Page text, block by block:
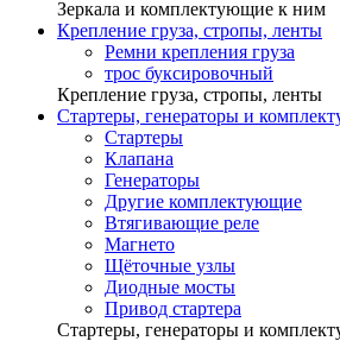
Зеркала и комплектующие к ним
Крепление груза, стропы, ленты
Ремни крепления груза
трос буксировочный
Крепление груза, стропы, ленты
Стартеры, генераторы и
Стартеры
Клапана
Генераторы
Другие комплектующие
Втягивающие реле
Магнето
Щёточные узлы
Диодные мосты
Привод стартера
Стартеры, генераторы и